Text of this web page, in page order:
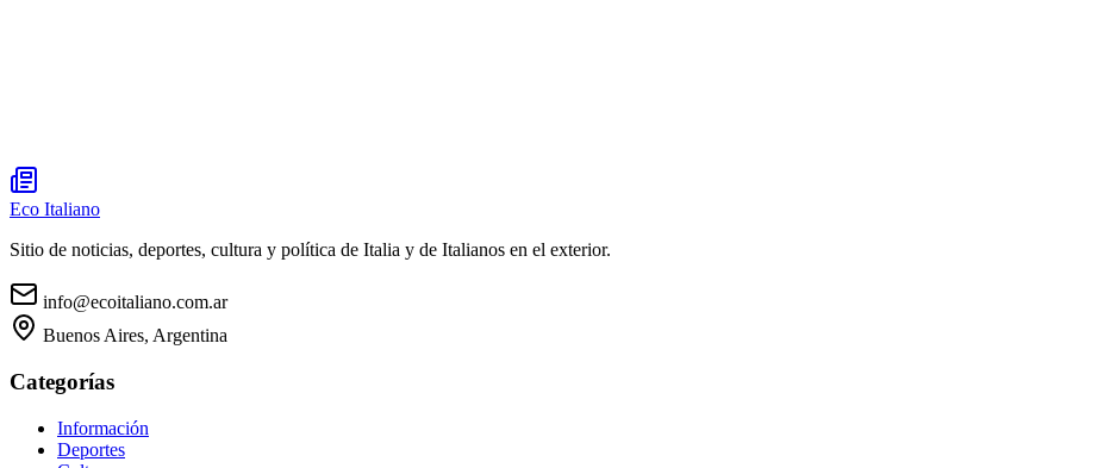
Eco Italiano
Sitio de noticias, deportes, cultura y política de Italia y de Italianos en el exterior.
info@ecoitaliano.com.ar
Buenos Aires, Argentina
Categorías
Información
Deportes